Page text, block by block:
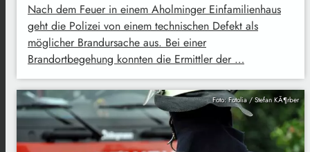
Nach dem Feuer in einem Aholminger Einfamilienhaus
geht die Polizei von einem technischen Defekt als
möglicher Brandursache aus. Bei einer
Brandortbegehung konnten die Ermittler der …
Foto: Fotolia / Stefan KÃ¶rber